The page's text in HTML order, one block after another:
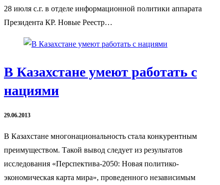
28 июля с.г. в отделе информационной политики аппарата
Президента КР. Новые Реестр…
В Казахстане умеют работать с
нациями
29.06.2013
В Казахстане многонациональность стала конкурентным
преимуществом. Такой вывод следует из результатов
исследования «Перспектива-2050: Новая политико-
экономическая карта мира», проведенного независимым